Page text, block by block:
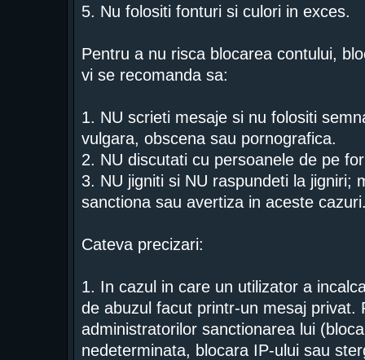
5. Nu folositi fonturi si culori in exces.
Pentru a nu risca blocarea contului,
vi se recomanda sa:
1. NU scrieti mesaje si nu folositi
vulgara, obscena sau pornografica.
2. NU discutati cu persoanele de pe
3. NU jigniti si NU raspundeti la jigniri;
sanctiona sau avertiza in aceste
Cateva precizari:
1. In cazul in care un utilizator a
de abuzul facut printr-un mesaj
administratorilor sanctionarea lui
nedeterminata, blocara IP-ului sau